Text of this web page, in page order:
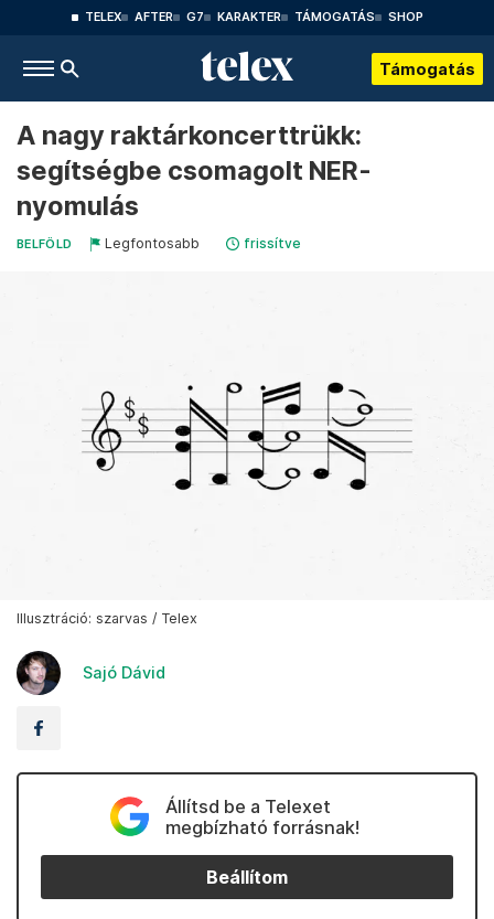
TELEX AFTER G7 KARAKTER TÁMOGATÁS SHOP
Támogatás
A nagy raktárkoncerttrükk:
segítségbe csomagolt NER-
nyomulás
BELFÖLD Legfontosabb frissítve
Illusztráció: szarvas / Telex
Sajó Dávid
Állítsd be a Telexet
megbízható forrásnak!
Beállítom